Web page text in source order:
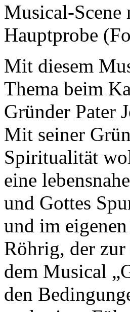
Musical-Scene
Hauptprobe
Mit diesem
Thema beim
Gründer Pater
Mit seiner
Spiritualität
eine
und Gottes
und im
Röhrig, der
dem Musical
den